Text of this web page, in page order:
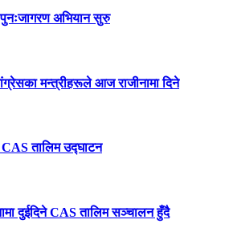
अभियान सुरु
मन्त्रीहरूले आज राजीनामा दिने
CAS तालिम उद्घाटन
दुईदिने CAS तालिम सञ्चालन हुँदै